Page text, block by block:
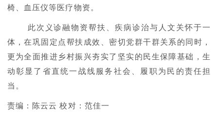
椅、血压仪等医疗物资。
此次义诊融物资帮扶、疾病诊治与人文关怀于一
体，在巩固定点帮扶成效、密切党群干群关系的同时，
更为全面推进乡村振兴夯实了坚实的民生保障基础，生
动彰显了省直统一战线服务社会、履职为民的责任担
当。
责编：陈云云 校对：范佳一